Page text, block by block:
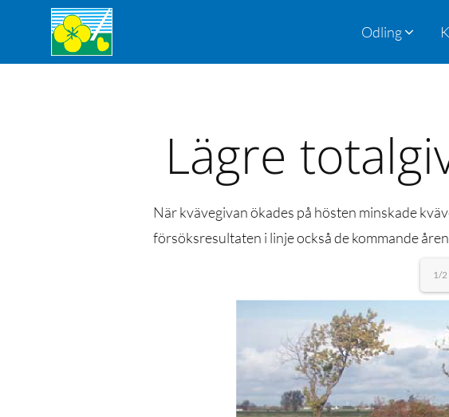
Odling
Lägre
När kvävegivan ökades på hösten minskade
försöksresultaten i linje också de kommande
1/2